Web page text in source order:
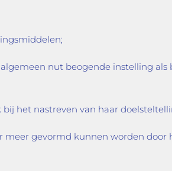
nut beogende instelling als
het nastreven van haar
meer gevormd kunnen worden